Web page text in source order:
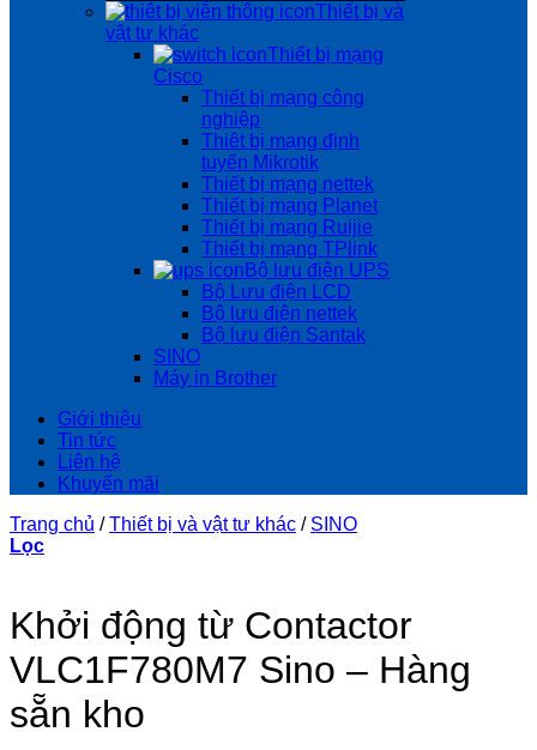
Thiết bị và
vật tư khác
Thiết bị mạng
Cisco
Thiết bị mạng công
nghiệp
Thiêt bị mạng định
tuyến Mikrotik
Thiết bị mạng nettek
Thiết bị mạng Planet
Thiết bị mạng Ruijie
Thiết bị mạng TPlink
Bộ lưu điện UPS
Bộ Lưu điện LCD
Bộ lưu điện nettek
Bộ lưu điện Santak
SINO
Máy in Brother
Giới thiệu
Tin tức
Liên hệ
Khuyến mãi
Trang chủ / Thiết bị và vật tư khác / SINO
Lọc
Khởi động từ Contactor
VLC1F780M7 Sino – Hàng
sẵn kho